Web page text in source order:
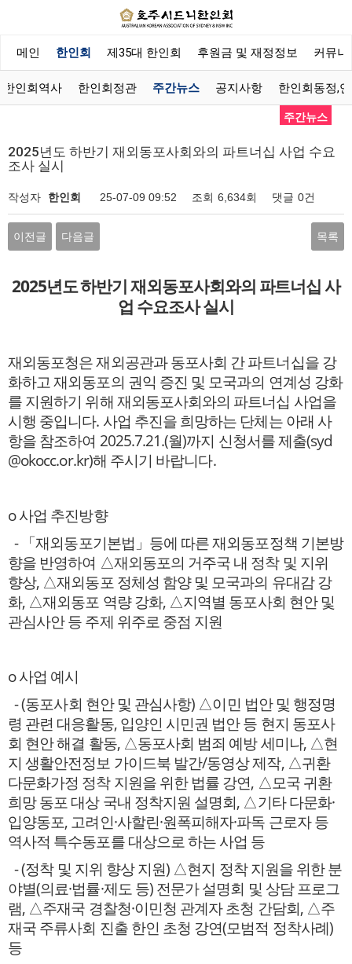
메인 한인회 제35대 한인회 후원금 및 재정정보 커뮤니
한인회역사 한인회정관 주간뉴스 공지사항 한인회동정,
주간뉴스
2025년도 하반기 재외동포사회와의 파트너십 사업 수요
조사 실시
작성자 한인회 25-07-09 09:52 조회 6,634회 댓글 0건
이전글 다음글 목록
2025년도 하반기 재외동포사회와의 파트너십 사
업 수요조사 실시
재외동포청은 재외공관과 동포사회 간 파트너십을 강
화하고 재외동포의 권익 증진 및 모국과의 연계성 강화
를 지원하기 위해 재외동포사회와의 파트너십 사업을
시행 중입니다. 사업 추진을 희망하는 단체는 아래 사
항을 참조하여 2025.7.21.(월)까지 신청서를 제출(syd
@okocc.or.kr)해 주시기 바랍니다.
o 사업 추진방향
- 「재외동포기본법」등에 따른 재외동포정책 기본방
향을 반영하여 △재외동포의 거주국 내 정착 및 지위
향상, △재외동포 정체성 함양 및 모국과의 유대감 강
화, △재외동포 역량 강화, △지역별 동포사회 현안 및
관심사안 등 주제 위주로 중점 지원
o 사업 예시
- (동포사회 현안 및 관심사항) △이민 법안 및 행정명
령 관련 대응활동, 입양인 시민권 법안 등 현지 동포사
회 현안 해결 활동, △동포사회 범죄 예방 세미나, △현
지 생활안전정보 가이드북 발간/동영상 제작, △귀환
다문화가정 정착 지원을 위한 법률 강연, △모국 귀환
희망 동포 대상 국내 정착지원 설명회, △기타 다문화·
입양동포, 고려인·사할린·원폭피해자·파독 근로자 등
역사적 특수동포를 대상으로 하는 사업 등
- (정착 및 지위 향상 지원) △현지 정착 지원을 위한 분
야별(의료·법률·제도 등) 전문가 설명회 및 상담 프로그
램, △주재국 경찰청·이민청 관계자 초청 간담회, △주
재국 주류사회 진출 한인 초청 강연(모범적 정착사례)
등